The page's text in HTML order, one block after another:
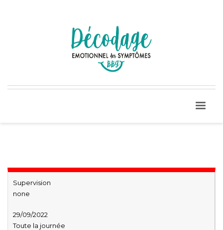
Supervision
none
29/09/2022
Toute la journée